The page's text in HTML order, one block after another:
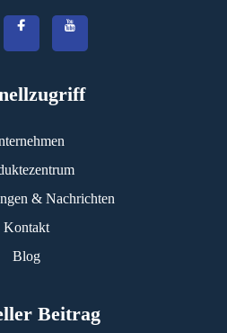
& Nachrichten
Kontakt
Blog
Beitrag